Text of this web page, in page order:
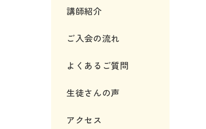
講師紹介
ご入会の流れ
よくあるご質問
生徒さんの声
アクセス